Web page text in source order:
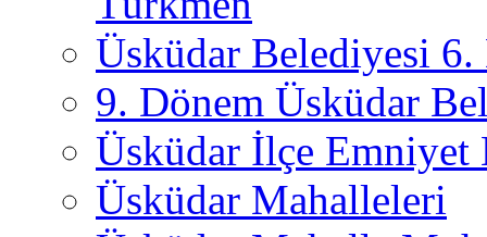
Üsküdar Belediyesi 6.
9. Dönem Üsküdar
Üsküdar İlçe
Üsküdar Mahalleleri